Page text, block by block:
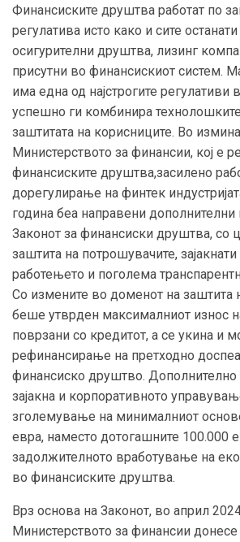
Финансиските друштва работат по
регулатива исто како и сите
осигурителни друштва, лизинг
присутни во финансискиот систем.
има една од најстрогите регулативи
успешно ги комбинира
заштитата на корисниците. Во
Министерството за финансии, кој е
финансиските друштва,засилено
дорегулирање на финтек
година беа направени
Законот за финансиски друштва, со
заштита на потрошувачите,
работењето и поголема
Со измените во доменот на заштита
беше утврден максималниот износ
поврзани со кредитот, а се укина и
рефинансирање на претходно
финансиско друштво. Дополнително
зајакна и корпоративното
зголемување на минималниот
евра, наместо дотогашните 100.000
задолжителното вработување на
во финансиските друштва.
Врз основа на Законот, во април
Министерството за финансии